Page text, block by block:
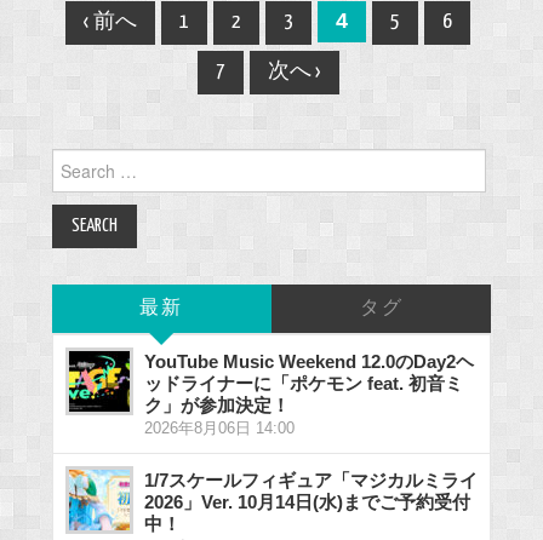
Post
navigation
‹ 前へ 1 2 3 4 5 6
7 次へ ›
for:
最新 タグ
YouTube Music Weekend 12.0のDay2ヘ
ッドライナーに「ポケモン feat. 初音ミ
ク」が参加決定！
2026年8月06日 14:00
1/7スケールフィギュア「マジカルミライ
2026」Ver. 10月14日(水)までご予約受付
中！